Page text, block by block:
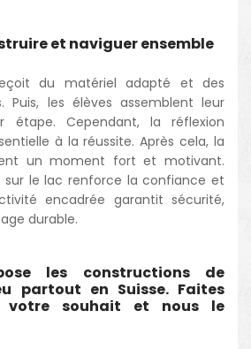
et naviguer ensemble
du matériel adapté et des
Puis, les élèves assemblent leur
étape. Cependant, la réflexion
à la réussite. Après cela, la
un moment fort et motivant.
sur le lac renforce la confiance et
encadrée garantit sécurité,
durable.
les constructions de
partout en Suisse. Faites
souhait et nous le